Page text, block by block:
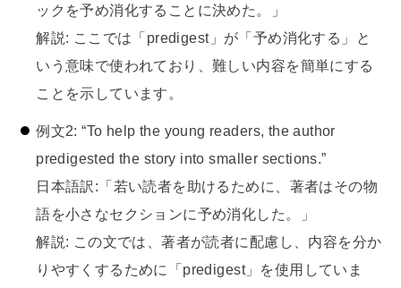
ックを予め消化することに決めた。」
解説: ここでは「predigest」が「予め消化する」と
いう意味で使われており、難しい内容を簡単にする
ことを示しています。
例文2: “To help the young readers, the author
predigested the story into smaller sections.”
日本語訳:「若い読者を助けるために、著者はその物
語を小さなセクションに予め消化した。」
解説: この文では、著者が読者に配慮し、内容を分か
りやすくするために「predigest」を使用していま